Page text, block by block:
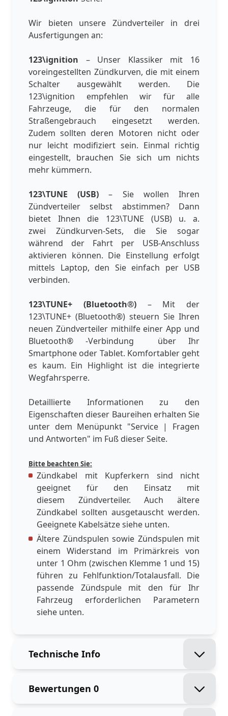
Wir bieten unsere Zündverteiler in drei
Ausfertigungen an:
123\ignition – Unser Klassiker mit 16
voreingestellten Zündkurven, die mit einem
Schalter ausgewählt werden. Die
123\ignition empfehlen wir für alle
Fahrzeuge, die für den normalen
Straßengebrauch eingesetzt werden.
Zudem sollten deren Motoren nicht oder
nur leicht modifiziert sein. Einmal richtig
eingestellt, brauchen Sie sich um nichts
mehr kümmern.
123\TUNE (USB) – Sie wollen Ihren
Zündverteiler selbst abstimmen? Dann
bietet Ihnen die 123\TUNE (USB) u. a.
zwei Zündkurven-Sets, die Sie sogar
während der Fahrt per USB-Anschluss
aktivieren können. Die Einstellung erfolgt
mittels Laptop, den Sie einfach per USB
verbinden.
123\TUNE+ (Bluetooth®)– Mit der
123\TUNE+ (Bluetooth®) steuern Sie Ihren
neuen Zündverteiler mithilfe einer App und
Bluetooth® -Verbindung über Ihr
Smartphone oder Tablet. Komfortabler geht
es kaum. Ein Highlight ist die integrierte
Wegfahrsperre.
Detaillierte Informationen zu den
Eigenschaften dieser Baureihen erhalten Sie
unter dem Menüpunkt "Service | Fragen
und Antworten" im Fuß dieser Seite.
Bitte beachten Sie:
Zündkabel mit Kupferkern sind nicht
geeignet für den Einsatz mit
diesem Zündverteiler. Auch ältere
Zündkabel sollten ausgetauscht werden.
Geeignete Kabelsätze siehe unten.
Ältere Zündspulen sowie Zündspulen mit
einem Widerstand im Primärkreis von
unter 1 Ohm (zwischen Klemme 1 und 15)
führen zu Fehlfunktion/Totalausfall. Die
passende Zündspule mit den für Ihr
Fahrzeug erforderlichen Parametern
siehe unten.
Technische Info
Bewertungen 0